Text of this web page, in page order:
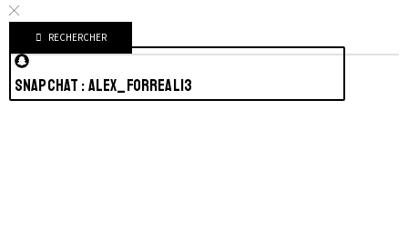
RECHERCHER
Snapchat : Alex_forreal13